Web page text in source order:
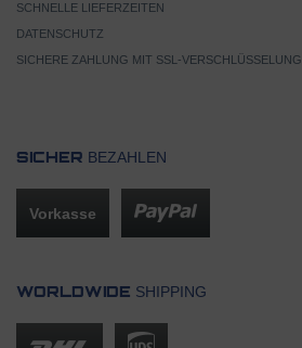
SCHNELLE LIEFERZEITEN
DATENSCHUTZ
SICHERE ZAHLUNG MIT SSL-VERSCHLÜSSELUNG
SICHER BEZAHLEN
Vorkasse
WORLDWIDE SHIPPING